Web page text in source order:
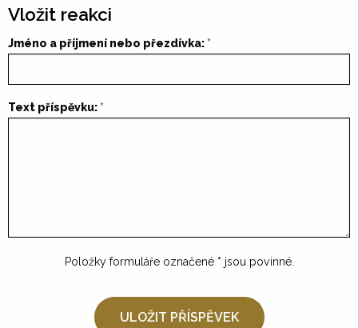
Vložit reakci
Jméno a příjmení nebo přezdívka:
Text příspěvku:
Položky formuláře označené * jsou povinné.